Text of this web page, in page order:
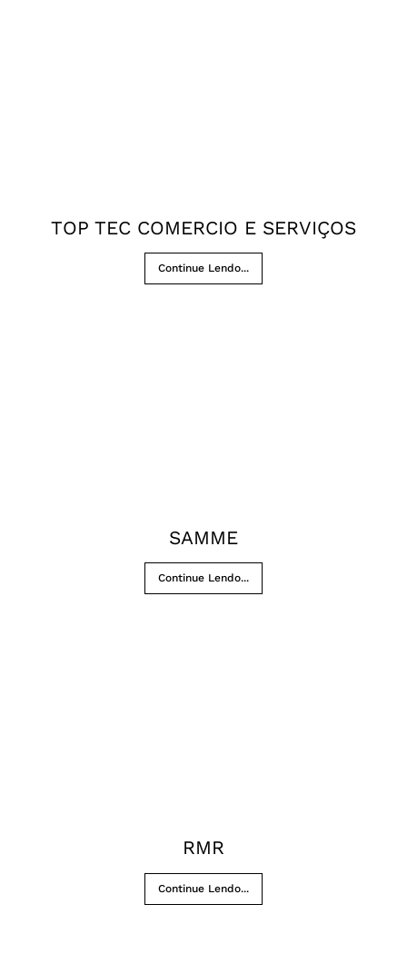
TOP TEC COMERCIO E SERVIÇOS
Continue Lendo...
SAMME
Continue Lendo...
RMR
Continue Lendo...